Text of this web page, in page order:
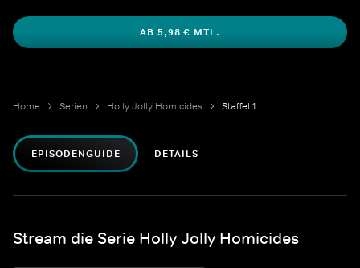
AB 5,98 € MTL.
Home Serien Holly Jolly Homicides Staffel 1
EPISODENGUIDE DETAILS
Stream die Serie Holly Jolly Homicides